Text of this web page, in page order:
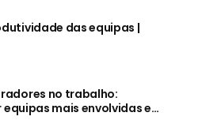
das equipas |
no trabalho:
mais envolvidas e